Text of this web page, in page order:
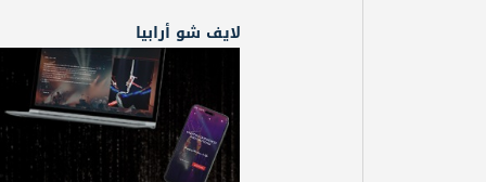
لايف شو أرابيا